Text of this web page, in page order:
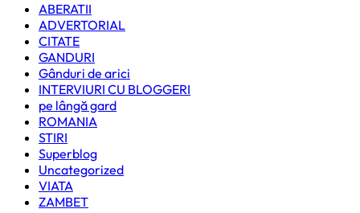
ABERATII
ADVERTORIAL
CITATE
GANDURI
Gânduri de arici
INTERVIURI CU BLOGGERI
pe lângă gard
ROMANIA
STIRI
Superblog
Uncategorized
VIATA
ZAMBET